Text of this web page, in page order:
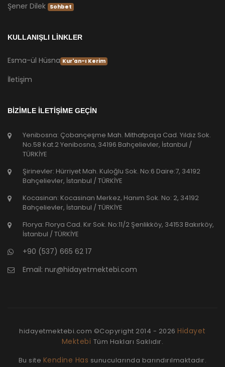
Şener Dilek Sohbet
KULLANIŞLI LİNKLER
Esma-ül Hüsna Kur'an-ı Kerim
İletişim
BİZİMLE İLETİŞİME GEÇİN
Yenibosna: Çobançeşme Mah. Mithatpaşa Cad. Yıldız Sok.
No.58 Kat.2 Yenibosna, 34196 Bahçelievler, İstanbul /
TÜRKİYE
Şirinevler: Hürriyet Mah. Kuloğlu Sok. No:6 Daire:7, 34192
Bahçelievler, İstanbul / TÜRKİYE
Kocasinan: Kocasinan Merkez, Hanım Sok. No: 2, 34192
Bahçelievler, İstanbul / TÜRKİYE
Florya: Florya Cad. Kır Sok. No:11/2 Şenlikköy, 34153 Bakırköy,
İstanbul / TÜRKİYE
+90 (537) 665 62 17
Email: nur@hidayetmektebi.com
hidayetmektebi.com ©Copyright 2014 - 2026Hidayet
Mektebi Tüm Hakları Saklıdır.
Bu site Kendine Has sunucularında barındırılmaktadır.